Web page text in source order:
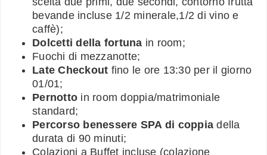
bevande incluse 1/2 minerale,1/2 di vino e
caffè);
Dolcetti della fortuna in room;
Fuochi di mezzanotte;
Late Checkout fino le ore 13:30 per il giorno
01/01;
Pernotto in room doppia/matrimoniale
standard;
Percorso benessere SPA di coppia della
durata di 90 minuti;
Colazioni a Buffet incluse (colazione